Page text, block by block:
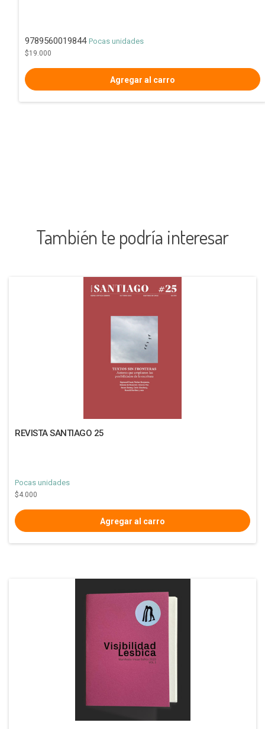
9789560019844 Pocas unidades
$19.000
También te podría interesar
REVISTA SANTIAGO 25
Pocas unidades
$4.000